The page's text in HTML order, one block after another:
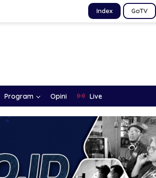
Index GoTV
Program Opini Live